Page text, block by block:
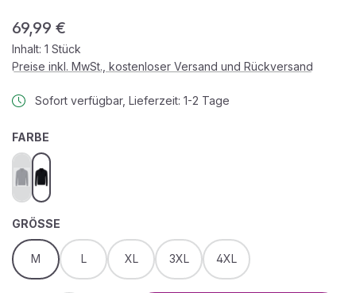
Regulärer Preis:
69,99 €
Inhalt: 1 Stück
Preise inkl. MwSt., kostenloser Versand und Rückversand
Sofort verfügbar, Lieferzeit: 1-2 Tage
FARBE
blau
(Diese Option ist zurzeit nicht verfügbar.)
schwarz
GRÖSSE
M L XL 3XL 4XL